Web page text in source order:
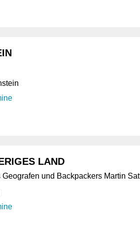
LAND
und Backpackers Martin